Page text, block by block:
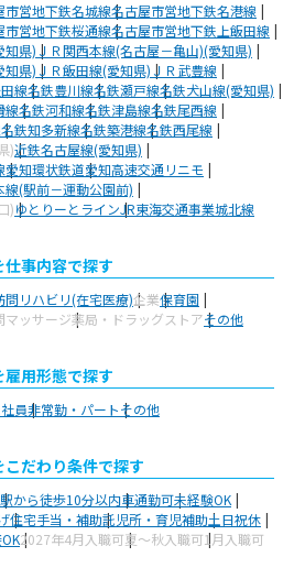
市営地下鉄名城線名古屋市営地下鉄名港線
市営地下鉄桜通線名古屋市営地下鉄上飯田線
知県)ＪＲ関西本線(名古屋－亀山)(愛知県)
知県)ＪＲ飯田線(愛知県)ＪＲ武豊線
線名鉄豊川線名鉄瀬戸線名鉄犬山線(愛知県)
線名鉄河和線名鉄津島線名鉄尾西線
名鉄知多新線名鉄築港線名鉄西尾線
)近鉄名古屋線(愛知県)
愛知環状鉄道愛知高速交通リニモ
線(駅前－運動公園前)
)ゆとりーとラインJR東海交通事業城北線
事内容で探す
問リハビリ(在宅医療)企業保育園
マッサージ薬局・ドラッグストアその他
用形態で探す
員非常勤・パートその他
だわり条件で探す
駅から徒歩10分以内車通勤可未経験OK
住宅手当・補助託児所・育児補助土日祝休
2027年4月入職可夏～秋入職可1月入職可